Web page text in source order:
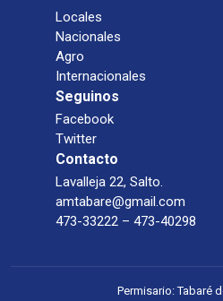
Locales
Nacionales
Agro
Internacionales
Seguinos
Facebook
Twitter
Contacto
Lavalleja 22, Salto.
amtabare@gmail.com
473-33222 – 473-40298
Permisario: Tabaré